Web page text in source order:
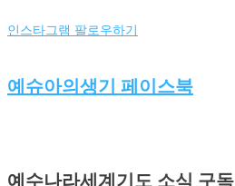
인스타그램 팔로우하기
예슈아의생기 페이스북
예수나라세계기도 소식 구독